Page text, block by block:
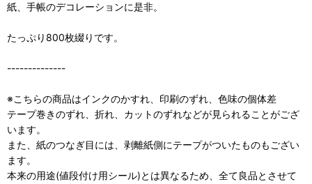
紙、手帳のデコレーションに是非。
たっぷり800枚綴りです。
--------------
※こちらの商品はインクのかすれ、印刷のずれ、色味の個体差
テープ巻きのずれ、折れ、カットのずれなどが見られることがござ
います。
また、紙のつなぎ目には、剥離紙側にテープがついたものもござい
ます。
本来の用途(値段付け用シール)とは異なるため、全て良品とさせて